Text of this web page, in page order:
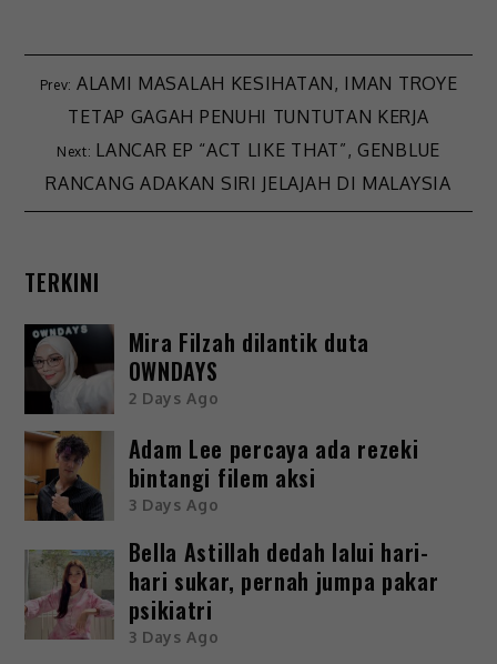
ALAMI MASALAH KESIHATAN, IMAN TROYE
TETAP GAGAH PENUHI TUNTUTAN KERJA
LANCAR EP “ACT LIKE THAT”, GENBLUE
RANCANG ADAKAN SIRI JELAJAH DI MALAYSIA
TERKINI
Mira Filzah dilantik duta
OWNDAYS
2 Days Ago
Adam Lee percaya ada rezeki
bintangi filem aksi
3 Days Ago
Bella Astillah dedah lalui hari-
hari sukar, pernah jumpa pakar
psikiatri
3 Days Ago